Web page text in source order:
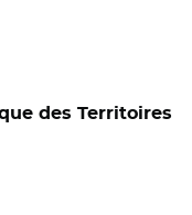
des Territoires